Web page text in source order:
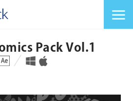
Pack Vol.1
ットフォーム 対応OS